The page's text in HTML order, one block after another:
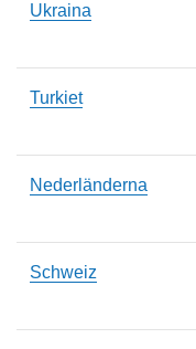
Ukraina
Turkiet
Nederländerna
Schweiz